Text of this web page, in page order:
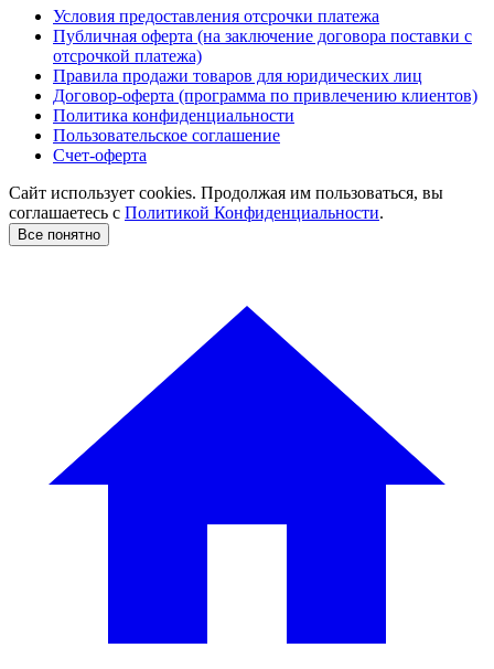
Условия предоставления отсрочки платежа
Публичная оферта (на заключение договора поставки с
отсрочкой платежа)
Правила продажи товаров для юридических лиц
Договор-оферта (программа по привлечению клиентов)
Политика конфиденциальности
Пользовательское соглашение
Счет-оферта
Сайт использует cookies. Продолжая им пользоваться, вы
соглашаетесь c Политикой Конфиденциальности.
Все понятно